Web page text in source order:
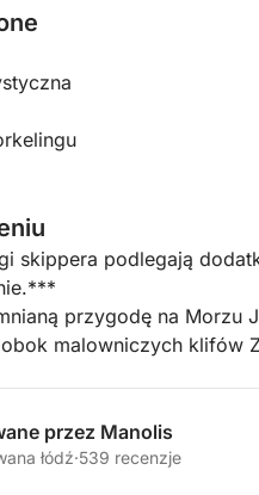
skippera podlegają
przygodę na Morzu
obok malowniczych
się w tętniących
atrakcje i plan podróży:
przez Manolis
łódź·539 recenzje